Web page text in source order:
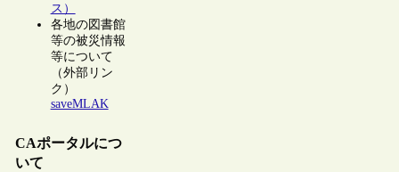
ス）
各地の図書館
等の被災情報
等について
（外部リン
ク）
saveMLAK
CAポータルにつ
いて